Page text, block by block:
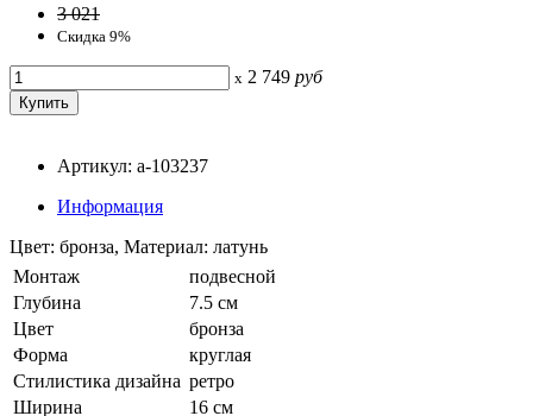
3 021
Скидка 9%
x 2 749 руб
Артикул: a-103237
Информация
Цвет: бронза, Материал: латунь
Монтаж
подвесной
Глубина
7.5 см
Цвет
бронза
Форма
круглая
Стилистика дизайна ретро
Ширина
16 см